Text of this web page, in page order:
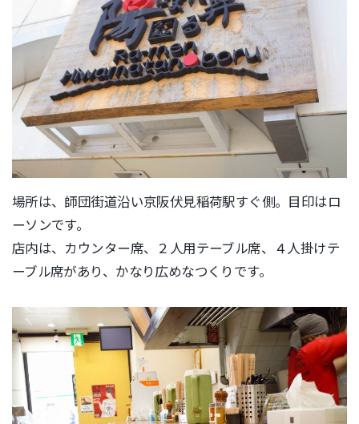
場所は、師団街道沿い京阪伏見稲荷駅すぐ側。目印はロ
ーソンです。
店内は、カウンター席、２人用テーブル席、４人掛けテ
ーブル席があり、かなり広めなつくりです。